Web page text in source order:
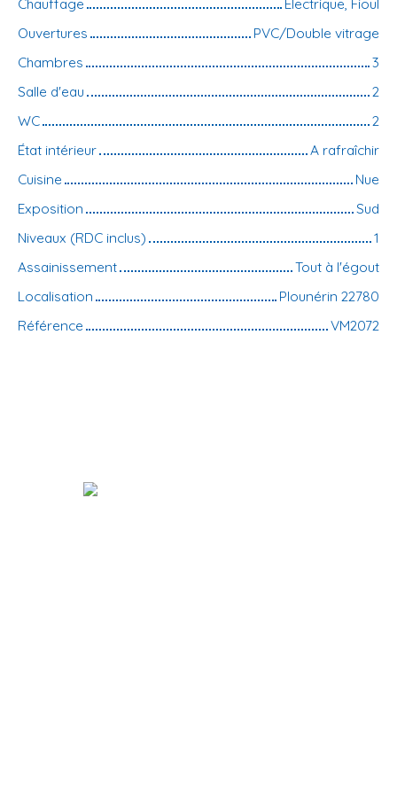
Ouvertures
PVC/Double vitrage
Chambres
3
Salle d'eau
2
WC
2
État intérieur
A rafraîchir
Cuisine
Nue
Exposition
Sud
Niveaux (RDC inclus)
1
Assainissement
Tout à l'égout
Localisation
Plounérin 22780
Référence
VM2072